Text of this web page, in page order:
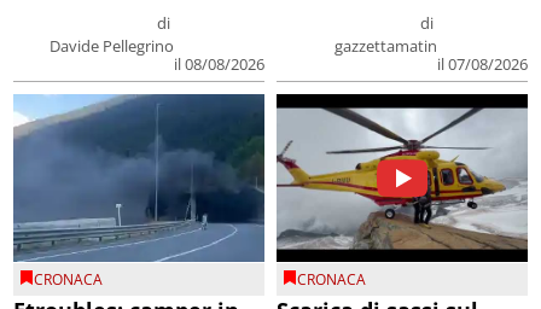
di
Davide Pellegrino
il 08/08/2026
di
gazzettamatin
il 07/08/2026
CRONACA CRONACA